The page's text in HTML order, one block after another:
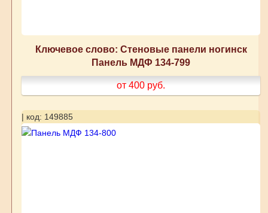
Ключевое слово: Стеновые панели ногинск
Панель МДФ 134-799
от 400 руб.
| код: 149885